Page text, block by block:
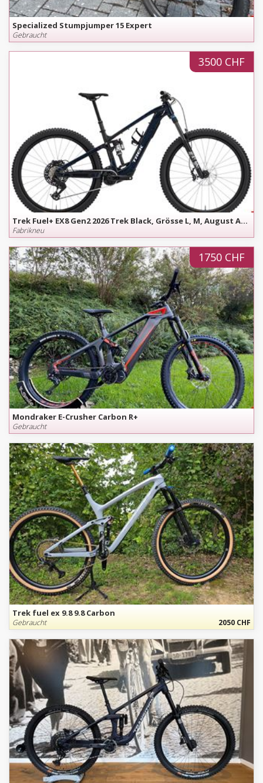
Specialized Stumpjumper 15 Expert
Gebraucht
3500 CHF
Trek Fuel+ EX8 Gen2 2026 Trek Black, Grösse L, M, August Angebot
Fabrikneu
1750 CHF
Mondraker E-Crusher Carbon R+
Gebraucht
Trek fuel ex 9.8 9.8 Carbon
Gebraucht 2050 CHF